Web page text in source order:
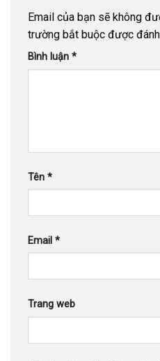
Email của bạn sẽ không
trường bắt buộc được
Bình luận *
Tên *
Email *
Trang web